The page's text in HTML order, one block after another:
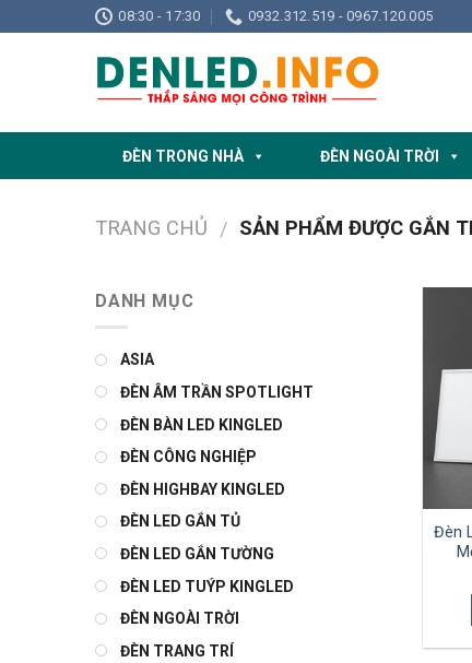
to
08:30 - 17:30 0932.312.519 - 0967.120.005
ĐÈN TRONG NHÀ ĐÈN NGOÀI TRỜI
TRANG CHỦ / SẢN PHẨM ĐƯỢC GẮN
DANH MỤC
ASIA
ĐÈN ÂM TRẦN SPOTLIGHT
ĐÈN BÀN LED KINGLED
ĐÈN CÔNG NGHIỆP
ĐÈN HIGHBAY KINGLED
ĐÈN LED GẮN TỦ
ĐÈN LED GẮN TƯỜNG
ĐÈN LED TUÝP KINGLED
ĐÈN NGOÀI TRỜI
ĐÈN TRANG TRÍ
Đèn